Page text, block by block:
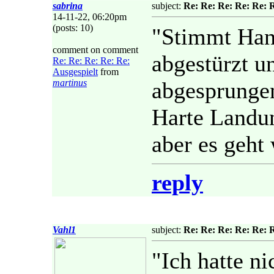
sabrina
14-11-22, 06:20pm
(posts: 10)
comment on comment
Re: Re: Re: Re: Re:
Ausgespielt from
martinus
subject: Re: Re: Re: Re: Re:
"Stimmt
abgestürzt
Harte
aber es
reply
Vahl1 subject: Re: Re: Re: Re: Re:
"Ich hatte